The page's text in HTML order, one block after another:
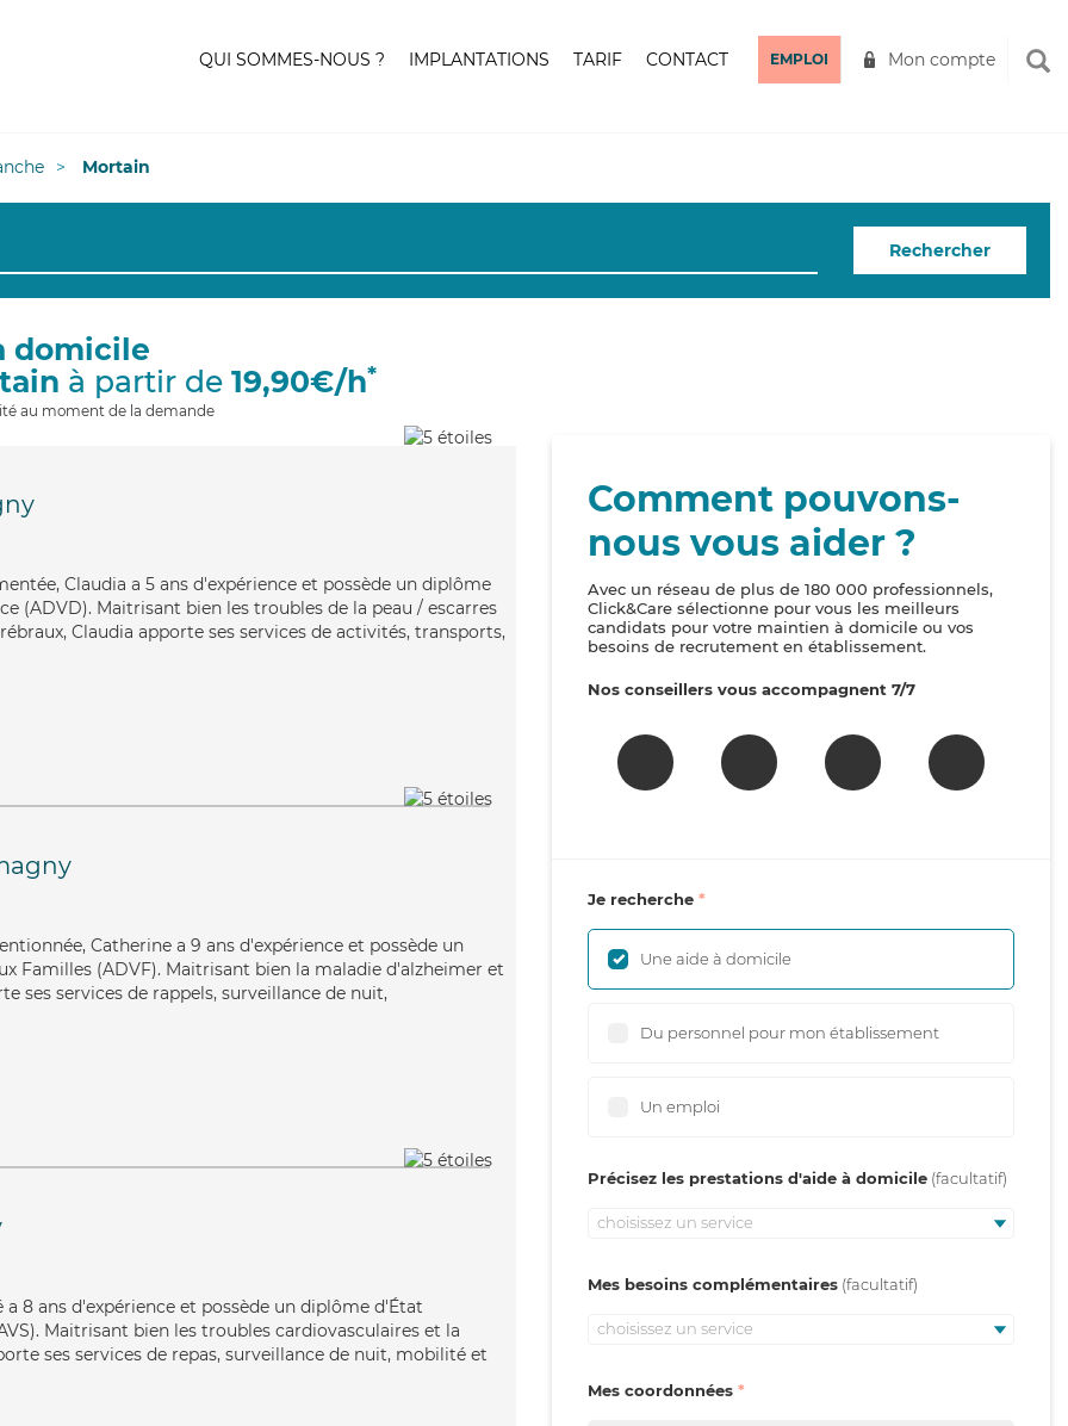
QUI SOMMES-NOUS ? IMPLANTATIONS TARIF CONTACT EMPLOI Mon compte
Mortain
Rechercher
domicile
à partir de 19,90€/h*
au moment de la demande
Claudia a 5 ans d'expérience et possède un diplôme
(ADVD). Maitrisant bien les troubles de la peau / escarres
Claudia apporte ses services de activités, transports,
Catherine a 9 ans d'expérience et possède un
Familles (ADVF). Maitrisant bien la maladie d'alzheimer et
ses services de rappels, surveillance de nuit,
a 8 ans d'expérience et possède un diplôme d'État
Maitrisant bien les troubles cardiovasculaires et la
ses services de repas, surveillance de nuit, mobilité et
Comment pouvons-
nous vous aider ?
Avec un réseau de plus de 180 000 professionnels,
Click&Care sélectionne pour vous les meilleurs
candidats pour votre maintien à domicile ou vos
besoins de recrutement en établissement.
Nos conseillers vous accompagnent 7/7
Je recherche
Une aide à domicile
Du personnel pour mon établissement
Un emploi
Précisez les prestations d'aide à domicile
choisissez un service
Mes besoins complémentaires
choisissez un service
Mes coordonnées